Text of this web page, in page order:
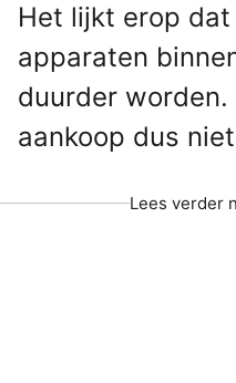
Het lijkt erop
apparaten
duurder
aankoop dus
Lees verder